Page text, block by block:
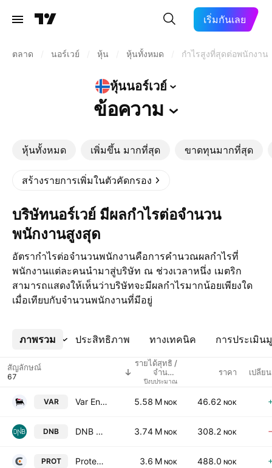
เริ่มกันเลย
ตลาด นอร์เวย์ หุ้น หุ้นทั้งหมด กำไรสูงที่สุดต่อพนักงาน
หุ้นนอร์เวย์
ข้อความ
หุ้นทั้งหมด เพิ่มขึ้น มากที่สุด ขาดทุนมากที่สุด
สร้างรายการเพิ่มในตัวคัดกรอง
บริษัทนอร์เวย์ มีผลกำไรต่อจำนวน
พนักงานสูงสุด
อัตรากำไรต่อจำนวนพนักงานคือการคำนวณผลกำไรที่
พนักงานแต่ละคนนำมาสู่บริษัท ณ ช่วงเวลาหนึ่ง เมตริก
สามารถแสดงให้เห็นว่าบริษัทจะมีผลกำไรมากน้อยเพียงใด
เมื่อเทียบกับจำนวนพนักงานที่มีอยู่
ภาพรวม ประสิทธิภาพ ทางเทคนิค การประเมิน
เพิ่มเติม
สัญลักษณ์
รายได้สุทธิ /
จำนวน
พนักงาน
ปีงบประมาณ
ราคา เปลี่ย
VAR Var Energi ASA 5.58 M NOK 46.62 NOK
DNB DNB Bank ASA 3.74 M NOK 308.2 NOK
PROT Protector Forsikring ASA 3.6 M NOK 488.0 NOK